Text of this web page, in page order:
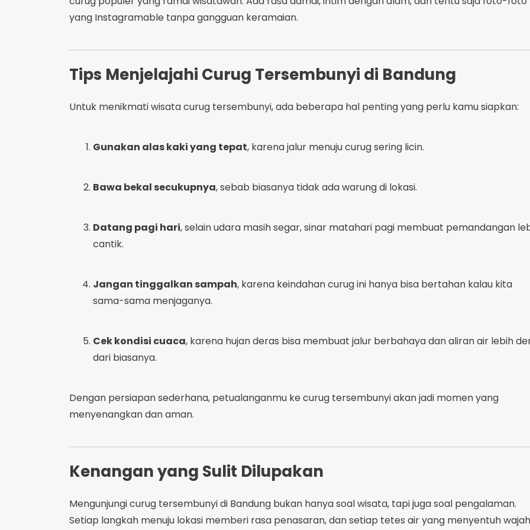
yang Instagramable tanpa gangguan keramaian.
Tips Menjelajahi Curug Tersembunyi di Bandung
Untuk menikmati wisata curug tersembunyi, ada beberapa hal penting yang perlu kamu siapkan:
Gunakan alas kaki yang tepat, karena jalur menuju curug sering licin.
Bawa bekal secukupnya, sebab biasanya tidak ada warung di lokasi.
Datang pagi hari, selain udara masih segar, sinar matahari pagi membuat pemandangan
cantik.
Jangan tinggalkan sampah, karena keindahan curug ini hanya bisa bertahan kalau kita
sama-sama menjaganya.
Cek kondisi cuaca, karena hujan deras bisa membuat jalur berbahaya dan aliran air lebih
dari biasanya.
Dengan persiapan sederhana, petualanganmu ke curug tersembunyi akan jadi momen yang
menyenangkan dan aman.
Kenangan yang Sulit Dilupakan
Mengunjungi curug tersembunyi di Bandung bukan hanya soal wisata, tapi juga soal pengalaman.
Setiap langkah menuju lokasi memberi rasa penasaran, dan setiap tetes air yang menyentuh wajah